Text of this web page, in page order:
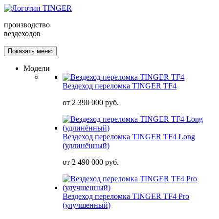
производство
вездеходов
Показать меню
Модели
Вездеход переломка TINGER TF4
от 2 390 000 руб.
Вездеход переломка TINGER TF4 Long
(удлинённый)
от 2 490 000 руб.
Вездеход переломка TINGER TF4 Pro
(улучшенный)